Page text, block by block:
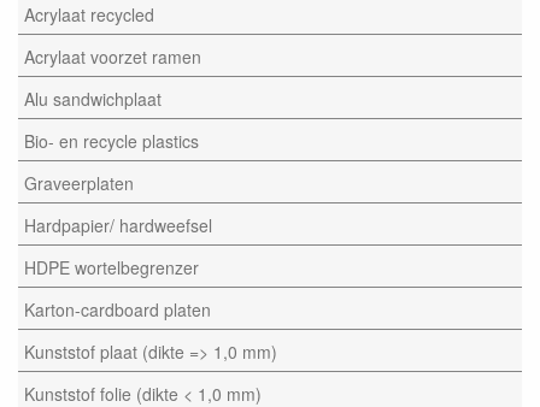
Acrylaat recycled
Acrylaat voorzet ramen
Alu sandwichplaat
Bio- en recycle plastics
Graveerplaten
Hardpapier/ hardweefsel
HDPE wortelbegrenzer
Karton-cardboard platen
Kunststof plaat (dikte => 1,0 mm)
Kunststof folie (dikte < 1,0 mm)